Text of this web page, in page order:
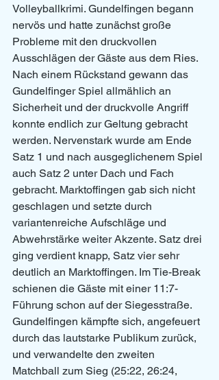
Volleyballkrimi. Gundelfingen begann
nervös und hatte zunächst große
Probleme mit den druckvollen
Ausschlägen der Gäste aus dem Ries.
Nach einem Rückstand gewann das
Gundelfinger Spiel allmählich an
Sicherheit und der druckvolle Angriff
konnte endlich zur Geltung gebracht
werden. Nervenstark wurde am Ende
Satz 1 und nach ausgeglichenem Spiel
auch Satz 2 unter Dach und Fach
gebracht. Marktoffingen gab sich nicht
geschlagen und setzte durch
variantenreiche Aufschläge und
Abwehrstärke weiter Akzente. Satz drei
ging verdient knapp, Satz vier sehr
deutlich an Marktoffingen. Im Tie-Break
schienen die Gäste mit einer 11:7-
Führung schon auf der Siegesstraße.
Gundelfingen kämpfte sich, angefeuert
durch das lautstarke Publikum zurück,
und verwandelte den zweiten
Matchball zum Sieg (25:22, 26:24,